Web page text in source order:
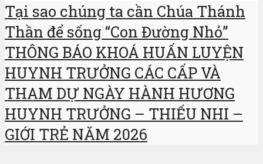
Tại sao chúng ta cần Chúa Thánh
Thần để sống “Con Đường Nhỏ”
THÔNG BÁO KHOÁ HUẤN LUYỆN
HUYNH TRƯỞNG CÁC CẤP VÀ
THAM DỰ NGÀY HÀNH HƯƠNG
HUYNH TRƯỞNG – THIẾU NHI –
GIỚI TRẺ NĂM 2026